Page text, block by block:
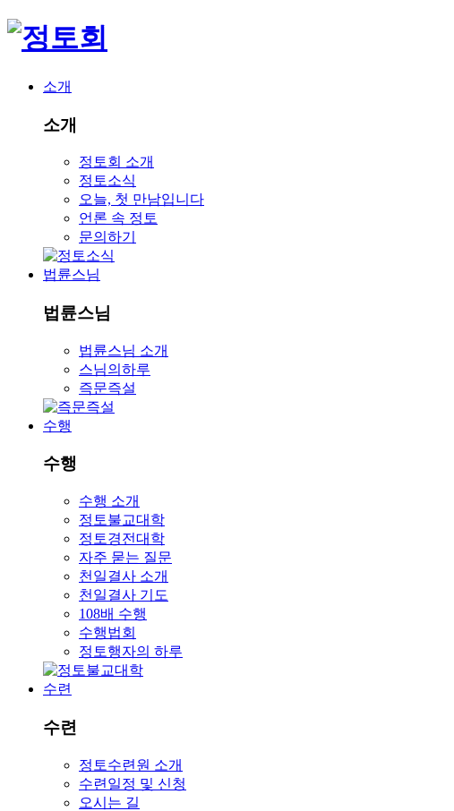
소개
소개
정토회 소개
정토소식
오늘, 첫 만남입니다
언론 속 정토
문의하기
법륜스님
법륜스님
법륜스님 소개
스님의하루
즉문즉설
수행
수행
수행 소개
정토불교대학
정토경전대학
자주 묻는 질문
천일결사 소개
천일결사 기도
108배 수행
수행법회
정토행자의 하루
수련
수련
정토수련원 소개
수련일정 및 신청
오시는 길